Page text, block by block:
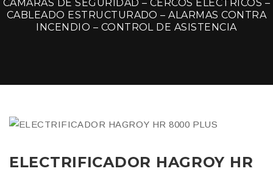
CAMARAS DE SEGURIDAD – CERCOS ELECTRICOS –
CABLEADO ESTRUCTURADO – ALARMAS CONTRA
INCENDIO – CONTROL DE ASISTENCIA
ELECTRIFICADOR HAGROY HR